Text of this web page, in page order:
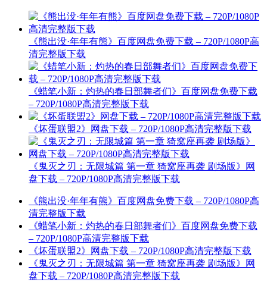
《熊出没·年年有熊》百度网盘免费下载 – 720P/1080P高
清完整版下载
《蜡笔小新：灼热的春日部舞者们》百度网盘免费下载
– 720P/1080P高清完整版下载
《坏蛋联盟2》网盘下载 – 720P/1080P高清完整版下载
《鬼灭之刃：无限城篇 第一章 猗窝座再袭 剧场版》网
盘下载 – 720P/1080P高清完整版下载
《熊出没·年年有熊》百度网盘免费下载 – 720P/1080P高
清完整版下载
《蜡笔小新：灼热的春日部舞者们》百度网盘免费下载
– 720P/1080P高清完整版下载
《坏蛋联盟2》网盘下载 – 720P/1080P高清完整版下载
《鬼灭之刃：无限城篇 第一章 猗窝座再袭 剧场版》网
盘下载 – 720P/1080P高清完整版下载